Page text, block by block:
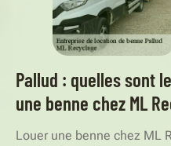
Pallud : quelles sont
une benne chez ML
Louer une benne chez ML